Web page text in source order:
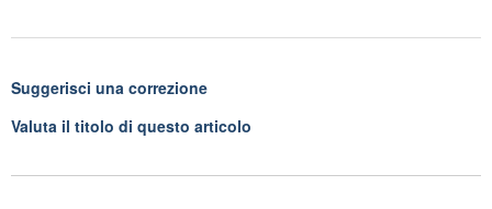
Suggerisci una correzione
Valuta il titolo di questo articolo